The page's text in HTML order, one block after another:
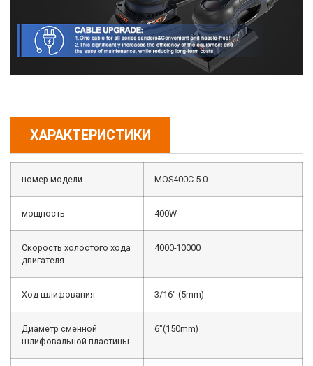
ХАРАКТЕРИСТИКИ
номер модели MOS400C-5.0
мощность 400W
Скорость холостого хода
двигателя
4000-10000
Ход шлифования 3/16″ (5mm)
Диаметр сменной
шлифовальной пластины
6″(150mm)